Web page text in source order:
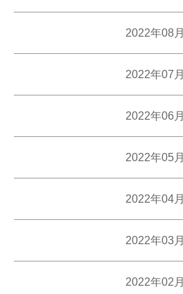
2022年08月
2022年07月
2022年06月
2022年05月
2022年04月
2022年03月
2022年02月